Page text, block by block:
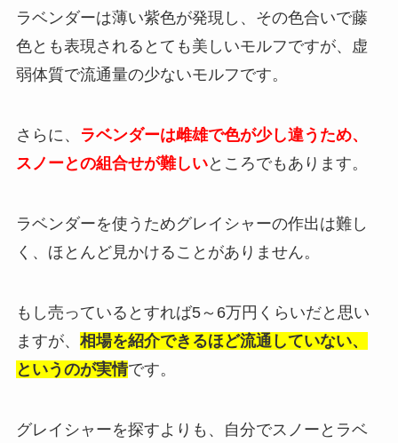
ラベンダーは薄い紫色が発現し、その色合いで藤
色とも表現されるとても美しいモルフですが、虚
弱体質で流通量の少ないモルフです。
さらに、
ラベンダーは雌雄で色が少し違うため、
スノーとの組合せが難しいところでもあります。
ラベンダーを使うためグレイシャーの作出は難し
く、ほとんど見かけることがありません。
もし売っているとすれば5～6万円くらいだと思い
ますが、 相場を紹介できるほど流通していない、
というのが実情です。
グレイシャーを探すよりも、自分でスノーとラベ